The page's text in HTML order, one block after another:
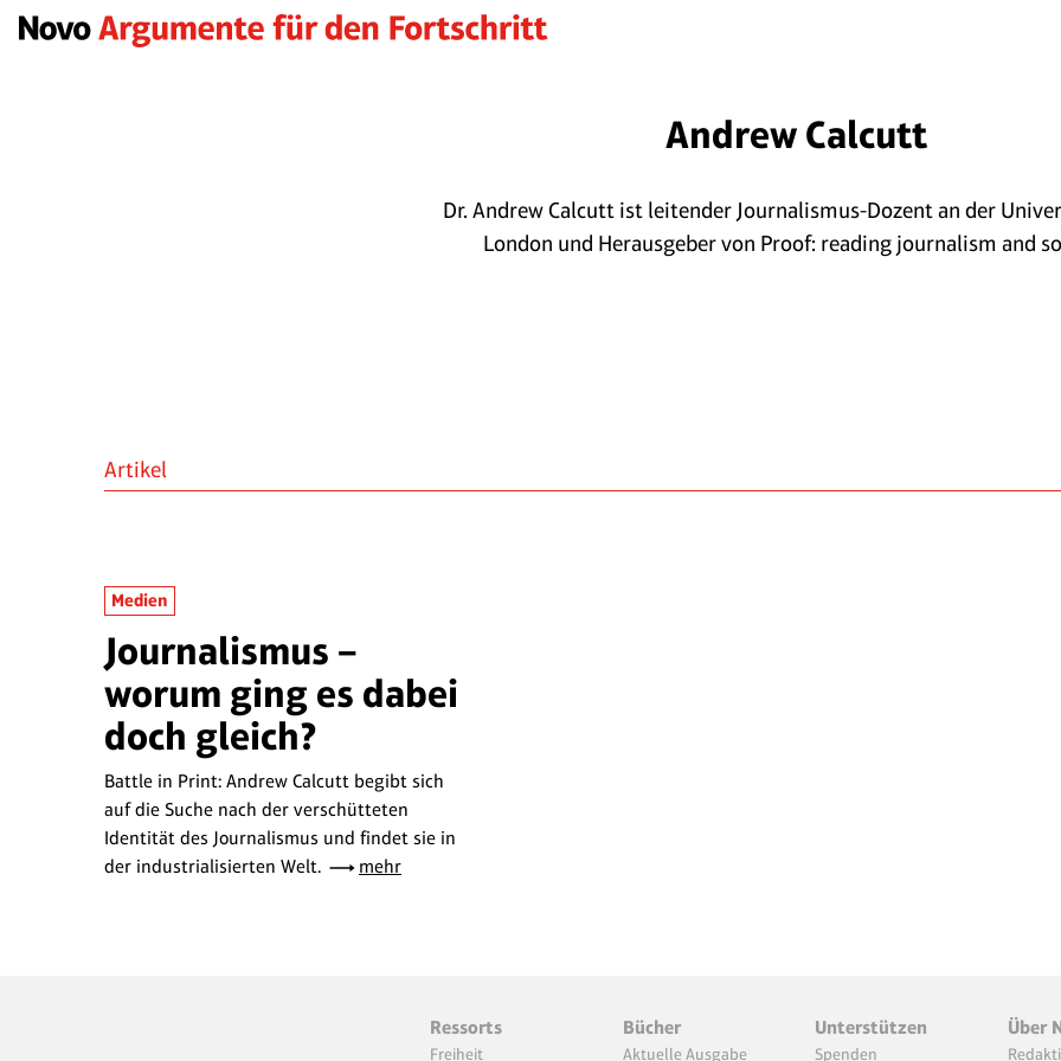
Andrew Calcutt
Dr. Andrew Calcutt ist leitender Journalismus-Dozent an der
London und Herausgeber von Proof: reading journalism and
Artikel
Medien
Journalismus –
worum ging es dabei
doch gleich?
Battle in Print: Andrew Calcutt begibt sich
auf die Suche nach der verschütteten
Identität des Journalismus und findet sie in
der industrialisierten Welt.
mehr
Ressorts
Freiheit
Bücher
Aktuelle Ausgabe
Unterstützen
Spenden
Über